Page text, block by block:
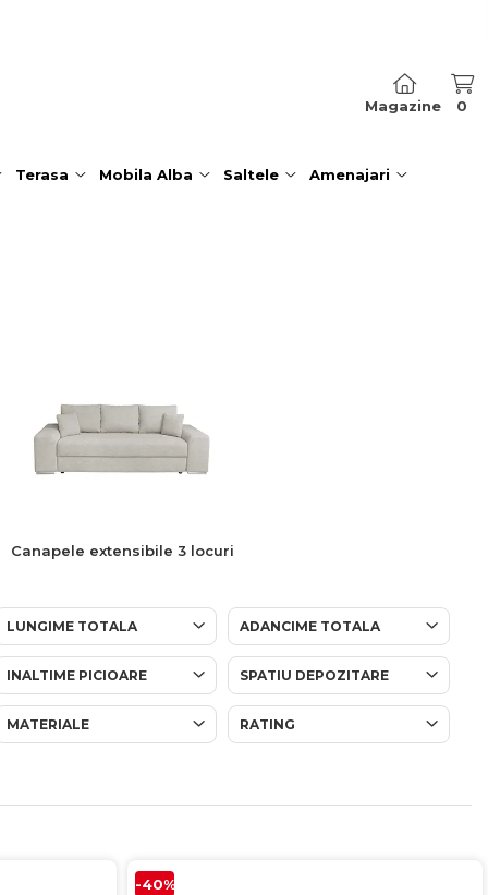
Magazine 0
Terasa Mobila Alba Saltele Amenajari
Canapele extensibile 3 locuri
LUNGIME TOTALA ADANCIME TOTALA
INALTIME PICIOARE SPATIU DEPOZITARE
MATERIALE RATING
-40%